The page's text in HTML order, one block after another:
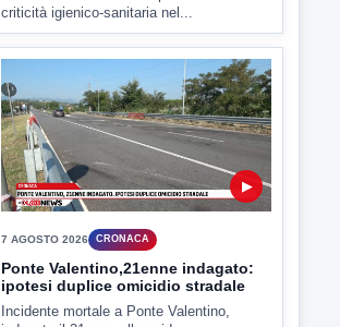
Miasmi e Calore, l'ASL parla
attraverso il Comune
Nessuna nuova moria di pesci e nessuna
criticità igienico-sanitaria nel...
▶